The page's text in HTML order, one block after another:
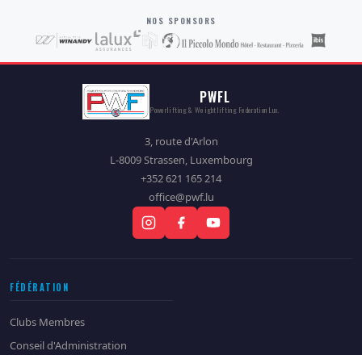
NOS SPONSORS
PWFL
Powerlifting & Weightlifting Federation Lux.
3, route d'Arlon
L-8009 Strassen, Luxembourg
+352 621 165 214
office@pwf.lu
FÉDÉRATION
Clubs Membres
Conseil d'Administration